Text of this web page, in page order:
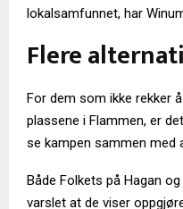
lokalsamfunnet, har
Flere
For dem som ikke rekker
plassene i Flammen, er
se kampen sammen med
Både Folkets på Hagan
varslet at de viser